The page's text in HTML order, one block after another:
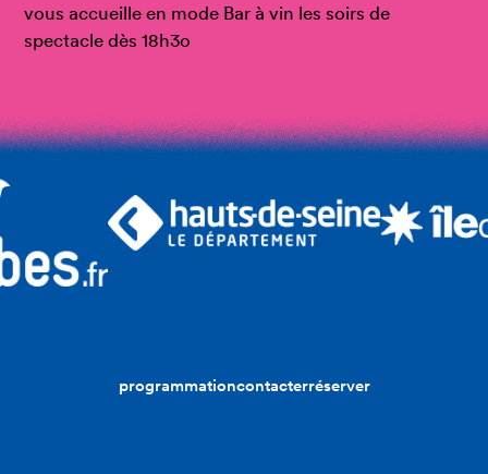
vous accueille en mode Bar à vin les soirs de
spectacle dès 18h3o
programmationcontacterréserver